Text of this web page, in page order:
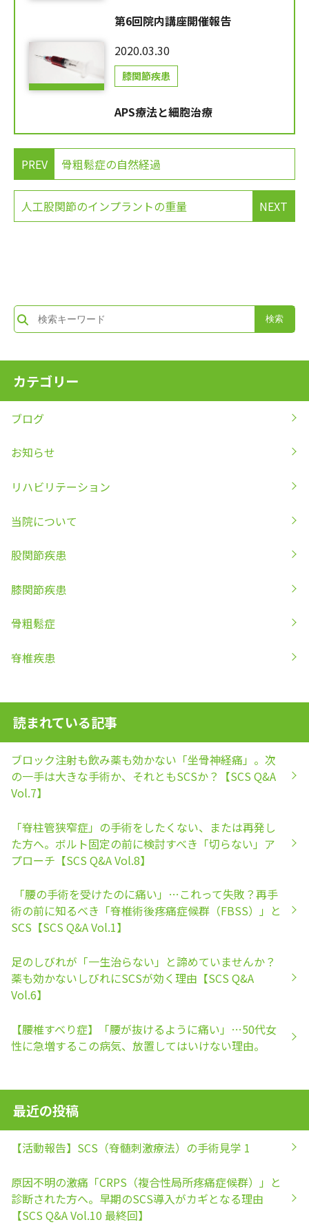
第6回院内講座開催報告
2020.03.30
膝関節疾患
APS療法と細胞治療
PREV 骨粗鬆症の自然経過
NEXT
人工股関節のインプラントの重量
カテゴリー
ブログ
お知らせ
リハビリテーション
当院について
股関節疾患
膝関節疾患
骨粗鬆症
脊椎疾患
読まれている記事
ブロック注射も飲み薬も効かない「坐骨神経痛」。次
の一手は大きな手術か、それともSCSか？【SCS Q&A
Vol.7】
「脊柱管狭窄症」の手術をしたくない、または再発し
た方へ。ボルト固定の前に検討すべき「切らない」ア
プローチ【SCS Q&A Vol.8】
「腰の手術を受けたのに痛い」…これって失敗？再手
術の前に知るべき「脊椎術後疼痛症候群（FBSS）」と
SCS【SCS Q&A Vol.1】
足のしびれが「一生治らない」と諦めていませんか？
薬も効かないしびれにSCSが効く理由【SCS Q&A
Vol.6】
【腰椎すべり症】「腰が抜けるように痛い」…50代女
性に急増するこの病気、放置してはいけない理由。
最近の投稿
【活動報告】SCS（脊髄刺激療法）の手術見学 1
原因不明の激痛「CRPS（複合性局所疼痛症候群）」と
診断された方へ。早期のSCS導入がカギとなる理由
【SCS Q&A Vol.10 最終回】